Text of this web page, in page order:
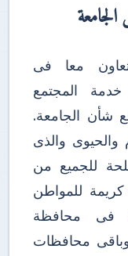
معا فى
خدمة المجتمع
شأن الجامعة.
والحيوى والذى
للجميع من
للمواطن
فى محافظة
وباقى محافظات